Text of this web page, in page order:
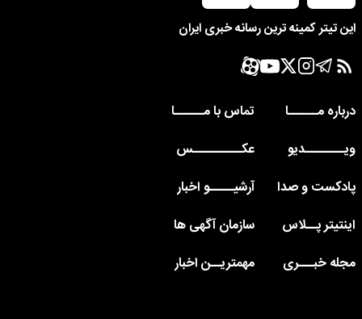
این تیتر کمینه ترین رسانه خبری ایران
درباره مــــــا
تماس با مــــــا
ویــــــــدیو
عکــــــــــس
پادکست و صدا
آرشیـــــو اخبار
اینتیتر پــلاس
سازمان آگهی ها
مجله خبـــری
مهمتریــن اخبار